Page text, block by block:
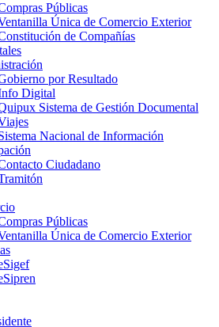
Públicas
Única de Comercio Exterior
de Compañías
por Resultado
Digital
Sistema de Gestión Documental
Nacional de Información
Ciudadano
Públicas
Única de Comercio Exterior